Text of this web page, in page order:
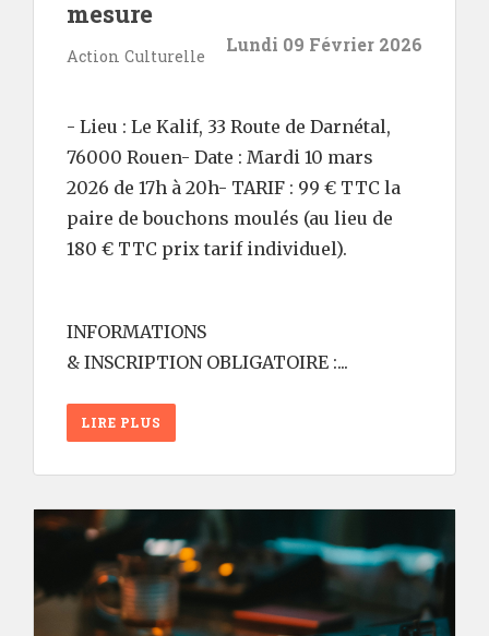
mesure
Action Culturelle
Lundi 09 Février 2026
- Lieu : Le Kalif, 33 Route de Darnétal,
76000 Rouen- Date : Mardi 10 mars
2026 de 17h à 20h- TARIF : 99 € TTC la
paire de bouchons moulés (au lieu de
180 € TTC prix tarif individuel).
INFORMATIONS
& INSCRIPTION OBLIGATOIRE :...
LIRE PLUS